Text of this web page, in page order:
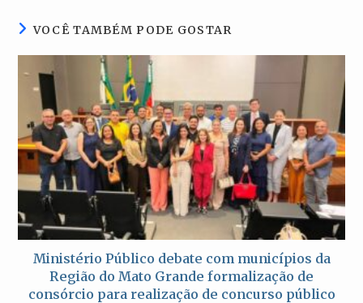
VOCÊ TAMBÉM PODE GOSTAR
Ministério Público debate com municípios da
Região do Mato Grande formalização de
consórcio para realização de concurso público